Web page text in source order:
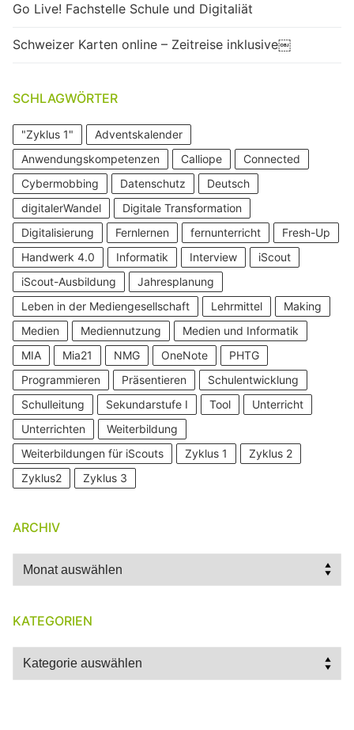
Go Live! Fachstelle Schule und Digitaliät
Schweizer Karten online – Zeitreise inklusive￼
SCHLAGWÖRTER
"Zyklus 1"
Adventskalender
Anwendungskompetenzen
Calliope
Connected
Cybermobbing
Datenschutz
Deutsch
digitalerWandel
Digitale Transformation
Digitalisierung
Fernlernen fernunterricht
Fresh-Up
Handwerk 4.0
Informatik Interview
iScout
iScout-Ausbildung
Jahresplanung
Leben in der Mediengesellschaft
Lehrmittel
Making
Medien
Mediennutzung
Medien und Informatik
MIA
Mia21 NMG OneNote
PHTG
Programmieren
Präsentieren
Schulentwicklung
Schulleitung
Sekundarstufe I Tool
Unterricht
Unterrichten
Weiterbildung
Weiterbildungen für iScouts
Zyklus 1
Zyklus 2
Zyklus2
Zyklus 3
ARCHIV
Archiv
KATEGORIEN
Kategorien